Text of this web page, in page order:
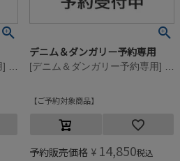
デニム＆ダンガリー予約専用
ご予約対象商品
予約販売価格 ¥ 14,850税込